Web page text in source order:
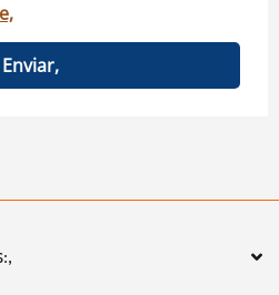
Enviar,